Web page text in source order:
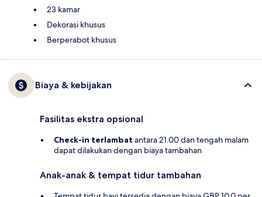
23 kamar
Dekorasi khusus
Berperabot khusus
Biaya & kebijakan
Fasilitas ekstra opsional
Check-in terlambat antara 21.00 dan tengah malam
dapat dilakukan dengan biaya tambahan
Anak-anak & tempat tidur tambahan